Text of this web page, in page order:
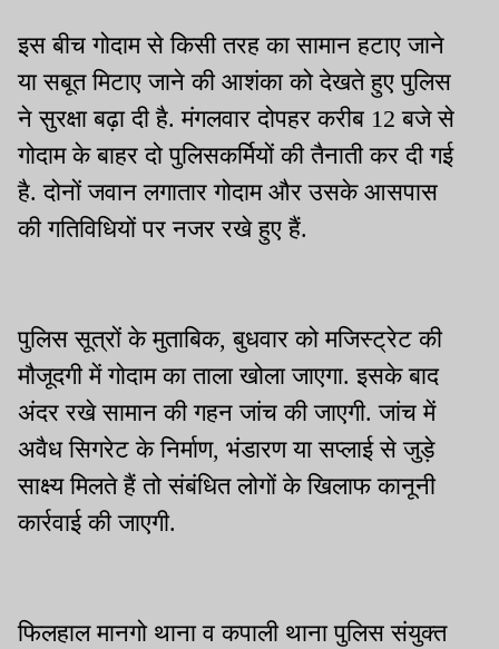
इस बीच गोदाम से किसी तरह का सामान हटाए जाने
या सबूत मिटाए जाने की आशंका को देखते हुए पुलिस
ने सुरक्षा बढ़ा दी है. मंगलवार दोपहर करीब 12 बजे से
गोदाम के बाहर दो पुलिसकर्मियों की तैनाती कर दी गई
है. दोनों जवान लगातार गोदाम और उसके आसपास
की गतिविधियों पर नजर रखे हुए हैं.
पुलिस सूत्रों के मुताबिक, बुधवार को मजिस्ट्रेट की
मौजूदगी में गोदाम का ताला खोला जाएगा. इसके बाद
अंदर रखे सामान की गहन जांच की जाएगी. जांच में
अवैध सिगरेट के निर्माण, भंडारण या सप्लाई से जुड़े
साक्ष्य मिलते हैं तो संबंधित लोगों के खिलाफ कानूनी
कार्रवाई की जाएगी.
फिलहाल मानगो थाना व कपाली थाना पुलिस संयुक्त